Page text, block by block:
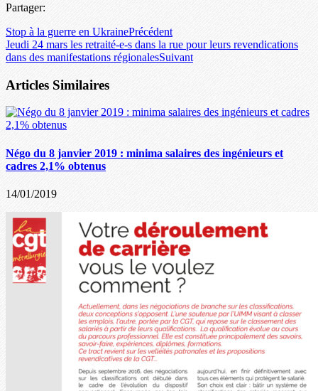
Partager:
Stop à la guerre en UkrainePrécédent
Jeudi 24 mars les retraité-e-s dans la rue pour leurs revendications
dans des manifestations régionalesSuivant
Articles Similaires
Négo du 8 janvier 2019 : minima salaires des ingénieurs et
cadres 2,1% obtenus
14/01/2019